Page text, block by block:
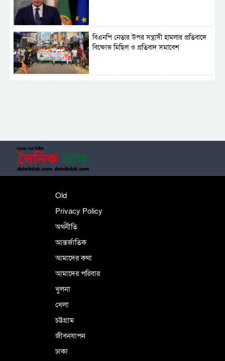
বিএনপি নেতার উপর সন্ত্রাসী হামলার প্রতিবাদে
বিক্ষোভ মিছিল ও প্রতিবাদ সমাবেশ
Old
Privacy Policy
অর্থনীতি
আন্তর্জাতিক
আমাদের কথা
আমাদের পরিবার
খুলনা
খেলা
চট্টগ্রাম
জীবনযাপন
ঢাকা